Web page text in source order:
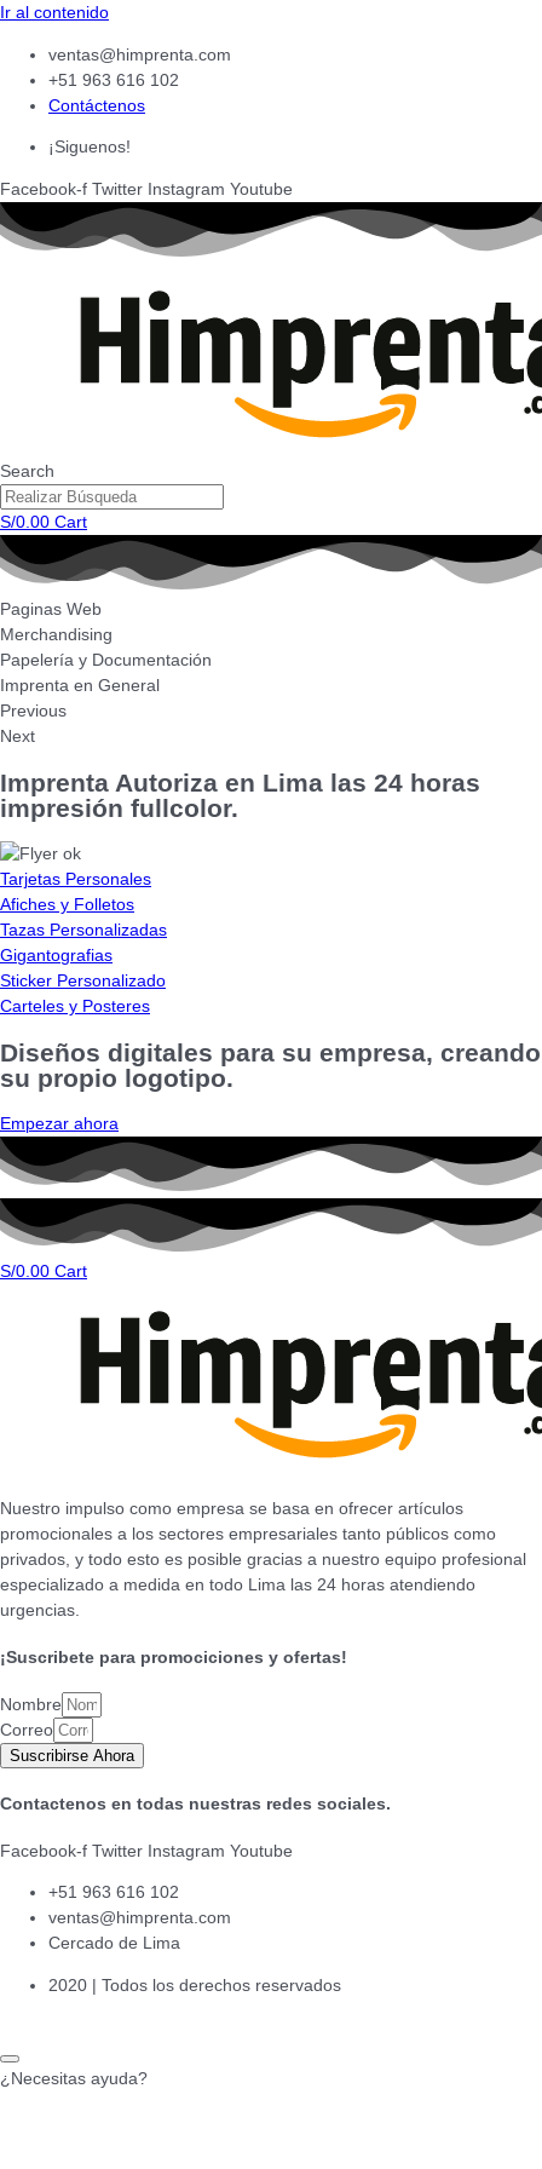
Ir al contenido
ventas@himprenta.com
+51 963 616 102
Contáctenos
¡Siguenos!
Facebook-f Twitter Instagram Youtube
Search
S/0.00 Cart
Paginas Web
Merchandising
Papelería y Documentación
Imprenta en General
Previous
Next
Imprenta Autoriza en Lima las 24 horas
impresión fullcolor.
Tarjetas Personales
Afiches y Folletos
Tazas Personalizadas
Gigantografias
Sticker Personalizado
Carteles y Posteres
Diseños digitales para su empresa, creando
su propio logotipo.
Empezar ahora
S/0.00 Cart
Nuestro impulso como empresa se basa en ofrecer artículos
promocionales a los sectores empresariales tanto públicos como
privados, y todo esto es posible gracias a nuestro equipo profesional
especializado a medida en todo Lima las 24 horas atendiendo
urgencias.
¡Suscribete para promociciones y ofertas!
Nombre
Correo
Suscribirse Ahora
Contactenos en todas nuestras redes sociales.
Facebook-f Twitter Instagram Youtube
+51 963 616 102
ventas@himprenta.com
Cercado de Lima
2020 | Todos los derechos reservados
¿Necesitas ayuda?